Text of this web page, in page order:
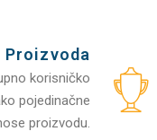
korisničko
pojedinačne
proizvodu.